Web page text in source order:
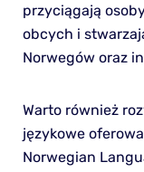
przyciągają
obcych i
Norwegów oraz
Warto również
językowe
Norwegian